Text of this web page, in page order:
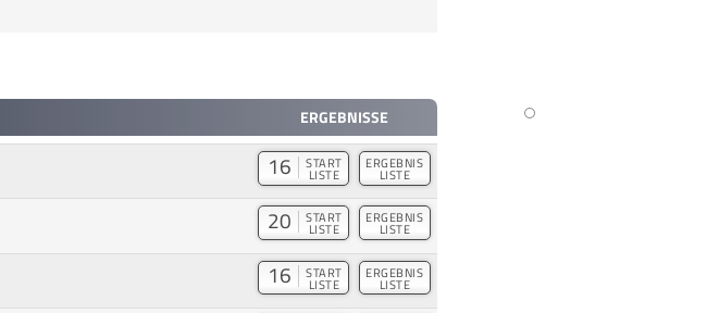
ERGEBNISSE
16 START
LISTE
ERGEBNIS
LISTE
20 START
LISTE
ERGEBNIS
LISTE
16 START
LISTE
ERGEBNIS
LISTE